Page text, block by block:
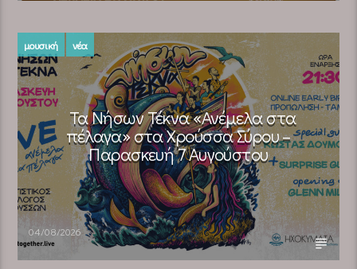
μουσική νέα
Τα Νήσων Τέκνα «Ανέμελα στα
πέλαγα» στα Χρούσσα Σύρου –
Παρασκευή 7 Αυγούστου
04/08/2026